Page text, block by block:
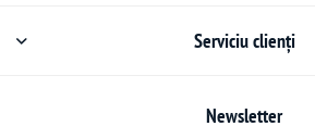
Serviciu clienți
Newsletter